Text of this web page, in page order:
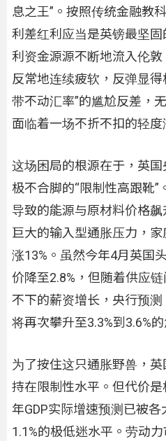
息之王”。按照传统金融教
利差红利应当是英镑最坚
利资金源源不断地流入伦
反常地连续疲软，反弹显
带不动汇率”的尴尬反差，
面临着一场不折不扣的轻度
这场困局的根源在于，英
极不合脚的“限制性高跟靴
导致的能源与原材料价格
巨大的输入型通胀压力，
涨13%。虽然今年4月英国
价降至2.8%，但随着供应
不下的薪资增长，央行预
将再次攀升至3.3%到3.6%
为了按住这只通胀野兽，
持在限制性水平。但代价
年GDP实际增速预测已被各
1.1%的极低迷水平。劳动